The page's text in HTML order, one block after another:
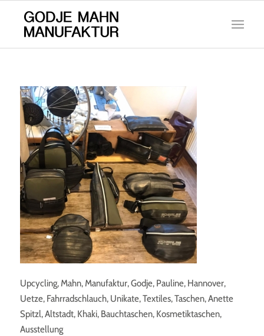
Upcycling, Mahn, Manufaktur, Godje, Pauline, Hannover,
Uetze, Fahrradschlauch, Unikate, Textiles, Taschen, Anette
Spitzl, Altstadt, Khaki, Bauchtaschen, Kosmetiktaschen,
Ausstellung